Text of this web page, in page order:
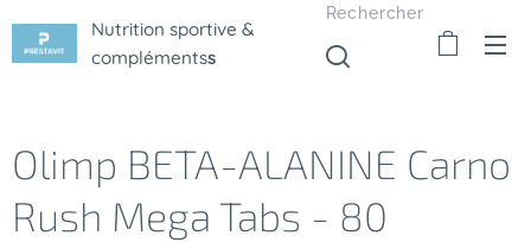
Nutrition sportive &
complémentss
Rechercher
Olimp BETA-ALANINE Carno
Rush Mega Tabs - 80